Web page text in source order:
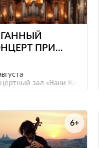
е
ПРИ
зал «Яани Кирик»
6+